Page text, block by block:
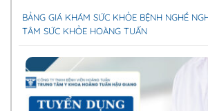
BẢNG GIÁ KHÁM SỨC KHỎE BỆNH NGHỀ
TÂM SỨC KHỎE HOÀNG TUẤN